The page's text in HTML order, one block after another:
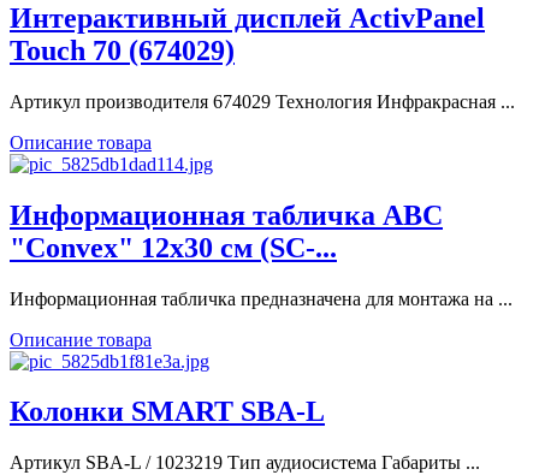
Интерактивный дисплей ActivPanel
Touch 70 (674029)
Артикул производителя 674029 Технология Инфракрасная ...
Описание товара
Информационная табличка ABC
"Convex" 12х30 см (SC-...
Информационная табличка предназначена для монтажа на ...
Описание товара
Колонки SMART SBA-L
Артикул SBA-L / 1023219 Тип аудиосистема Габариты ...